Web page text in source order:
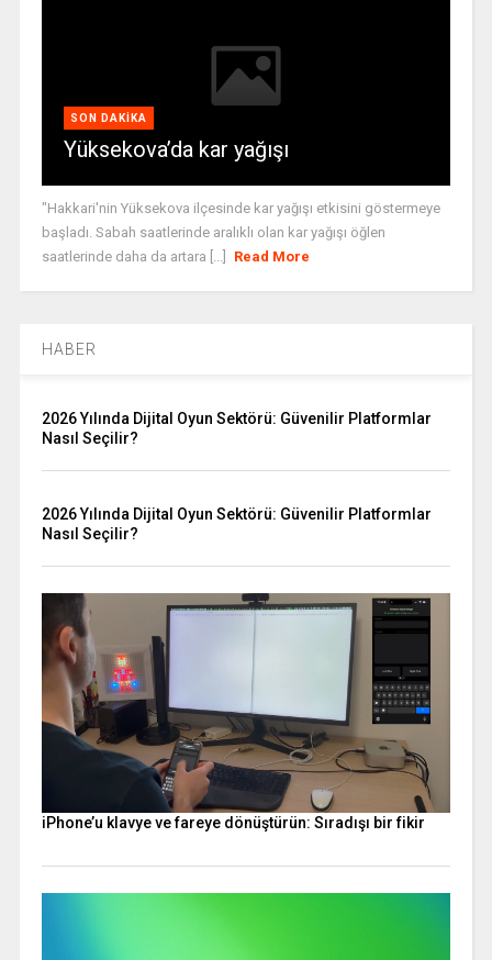
SON DAKIKA
Yüksekova’da kar yağışı
"Hakkari'nin Yüksekova ilçesinde kar yağışı etkisini göstermeye
başladı. Sabah saatlerinde aralıklı olan kar yağışı öğlen
saatlerinde daha da artara [...]
Read More
HABER
2026 Yılında Dijital Oyun Sektörü: Güvenilir Platformlar
Nasıl Seçilir?
2026 Yılında Dijital Oyun Sektörü: Güvenilir Platformlar
Nasıl Seçilir?
iPhone’u klavye ve fareye dönüştürün: Sıradışı bir fikir